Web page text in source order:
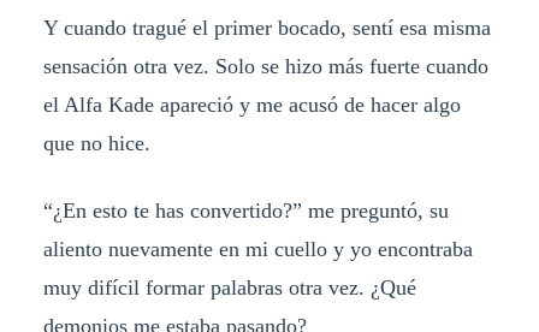
Y cuando tragué el primer bocado, sentí esa misma
sensación otra vez. Solo se hizo más fuerte cuando
el Alfa Kade apareció y me acusó de hacer algo
que no hice.
“¿En esto te has convertido?” me preguntó, su
aliento nuevamente en mi cuello y yo encontraba
muy difícil formar palabras otra vez. ¿Qué
demonios me estaba pasando?